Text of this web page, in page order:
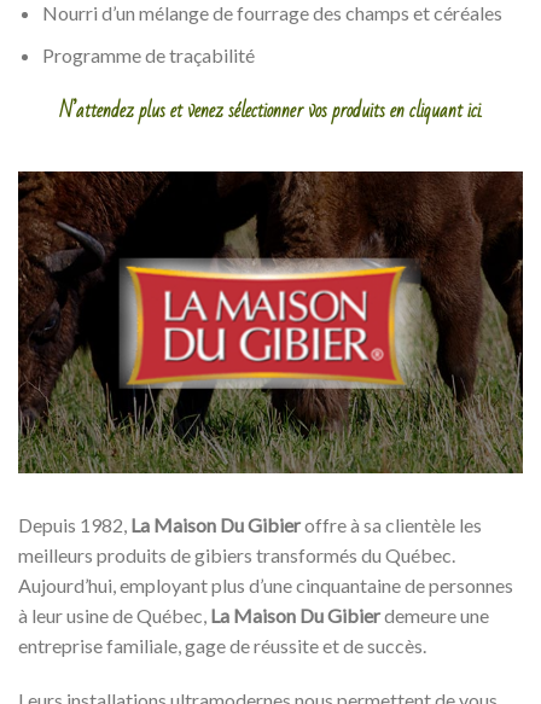
Nourri d’un mélange de fourrage des champs et céréales
Programme de traçabilité
N’attendez plus et venez sélectionner vos produits en cliquant ici.
Depuis 1982, La Maison Du Gibieroffre à sa clientèle les
meilleurs produits de gibiers transformés du Québec.
Aujourd’hui, employant plus d’une cinquantaine de personnes
à leur usine de Québec, La Maison Du Gibierdemeure une
entreprise familiale, gage de réussite et de succès.